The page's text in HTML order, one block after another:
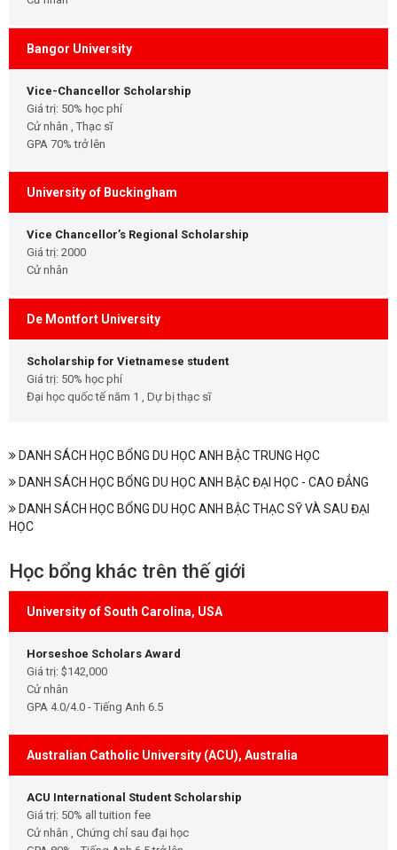
Bangor University
Vice-Chancellor Scholarship
Giá trị: 50% học phí
Cử nhân , Thạc sĩ
GPA 70% trở lên
University of Buckingham
Vice Chancellor’s Regional Scholarship
Giá trị: 2000
Cử nhân
De Montfort University
Scholarship for Vietnamese student
Giá trị: 50% học phí
Đại học quốc tế năm 1 , Dự bị thạc sĩ
DANH SÁCH HỌC BỔNG DU HỌC ANH BẬC TRUNG HỌC
DANH SÁCH HỌC BỔNG DU HỌC ANH BẬC ĐẠI HỌC - CAO ĐẲNG
DANH SÁCH HỌC BỔNG DU HỌC ANH BẬC THẠC SỸ VÀ SAU ĐẠI
HỌC
Học bổng khác trên thế giới
University of South Carolina, USA
Horseshoe Scholars Award
Giá trị: $142,000
Cử nhân
GPA 4.0/4.0 - Tiếng Anh 6.5
Australian Catholic University (ACU), Australia
ACU International Student Scholarship
Giá trị: 50% all tuition fee
Cử nhân , Chứng chỉ sau đại học